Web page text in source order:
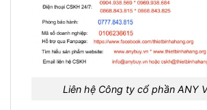
Liên hệ Công ty cổ phần ANY